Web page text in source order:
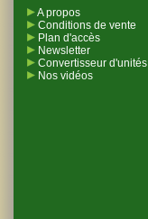
A propos
Conditions de vente
Plan d'accès
Newsletter
Convertisseur d'unités
Nos vidéos